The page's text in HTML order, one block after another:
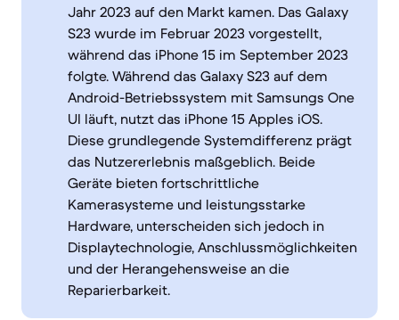
Jahr 2023 auf den Markt kamen. Das Galaxy
S23 wurde im Februar 2023 vorgestellt,
während das iPhone 15 im September 2023
folgte. Während das Galaxy S23 auf dem
Android-Betriebssystem mit Samsungs One
UI läuft, nutzt das iPhone 15 Apples iOS.
Diese grundlegende Systemdifferenz prägt
das Nutzererlebnis maßgeblich. Beide
Geräte bieten fortschrittliche
Kamerasysteme und leistungsstarke
Hardware, unterscheiden sich jedoch in
Displaytechnologie, Anschlussmöglichkeiten
und der Herangehensweise an die
Reparierbarkeit.